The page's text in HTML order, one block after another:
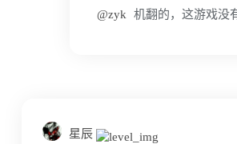
@zyk 机翻的，这游戏没
星辰